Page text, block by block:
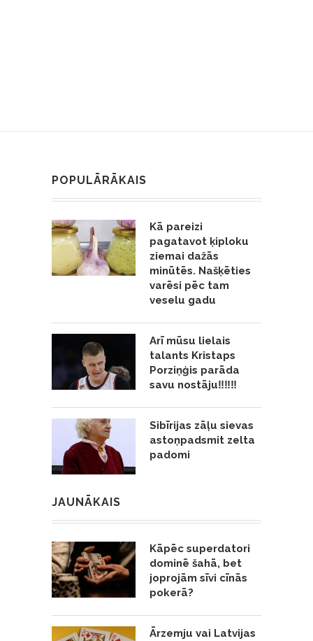
POPULĀRĀKAIS
Kā pareizi
pagatavot ķiploku
ziemai dažās
minūtēs. Našķēties
varēsi pēc tam
veselu gadu
Arī mūsu lielais
talants Kristaps
Porziņģis parāda
savu nostāju‼️‼️‼️
Sibīrijas zāļu sievas
astoņpadsmit zelta
padomi
JAUNĀKAIS
Kāpēc superdatori
dominē šahā, bet
joprojām sīvi cīnās
pokerā?
Ārzemju vai Latvijas